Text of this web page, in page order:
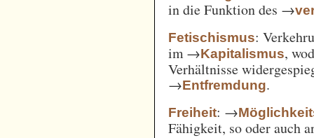
in die Funktion des →
Fetischismus:
im →Kapitalismus,
Verhältnisse
→Entfremdung.
Freiheit: →
Fähigkeit, so oder auch